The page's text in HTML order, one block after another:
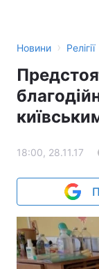
Новини › Релігії
18:00, 28.11.17